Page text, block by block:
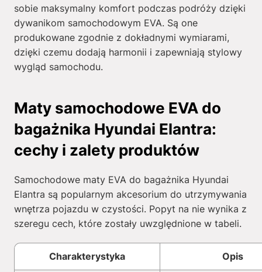
sobie maksymalny komfort podczas podróży dzięki
dywanikom samochodowym EVA. Są one
produkowane zgodnie z dokładnymi wymiarami,
dzięki czemu dodają harmonii i zapewniają stylowy
wygląd samochodu.
Maty samochodowe EVA do
bagażnika Hyundai Elantra:
cechy i zalety produktów
Samochodowe maty EVA do bagażnika Hyundai
Elantra są popularnym akcesorium do utrzymywania
wnętrza pojazdu w czystości. Popyt na nie wynika z
szeregu cech, które zostały uwzględnione w tabeli.
Charakterystyka Opis